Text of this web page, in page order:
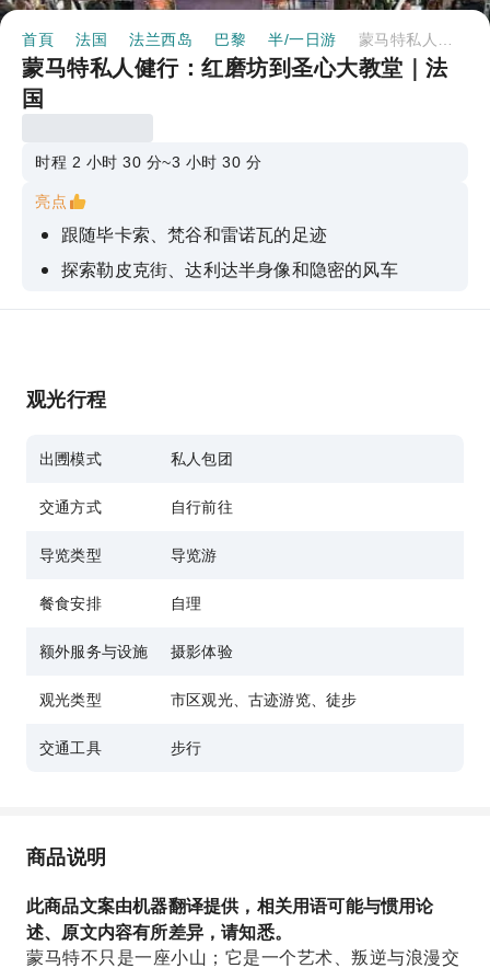
首頁 法国 法兰西岛 巴黎 半/一日游
蒙马特私人健行：红磨坊到圣心大教堂｜法
国
时程 2 小时 30 分~3 小时 30 分
亮点
跟随毕卡索、梵谷和雷诺瓦的足迹
探索勒皮克街、达利达半身像和隐密的风车
感受传奇的红磨坊和法国康康舞的魅力
观光行程
出圑模式 私人包团
交通方式 自行前往
导览类型 导览游
餐食安排 自理
额外服务与设施 摄影体验
观光类型 市区观光、古迹游览、徒步
交通工具 步行
商品说明
此商品文案由机器翻译提供，相关用语可能与惯用论
述、原文内容有所差异，请知悉。
蒙马特不只是一座小山；它是一个艺术、叛逆与浪漫交